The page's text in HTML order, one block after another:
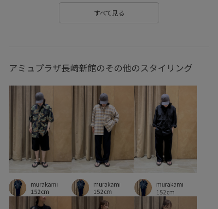
すべて見る
アミュプラザ長崎新館のその他のスタイリング
murakami
152cm
murakami
152cm
murakami
152cm